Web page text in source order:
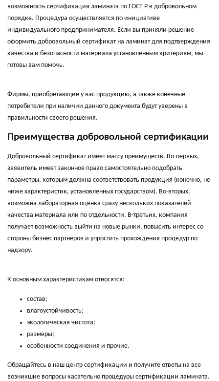
возможность сертификация ламината по ГОСТ Р в добровольном
порядке. Процедура осуществляется по инициативе
индивидуального предпринимателя. Если вы приняли решение
оформить добровольный сертификат на ламинат для подтверждения
качества и безопасности материала установленным критериям, мы
готовы вам помочь.
Фирмы, приобретающие у вас продукцию, а также конечные
потребители при наличии данного документа будут уверены в
правильности своего решения.
Преимущества добровольной сертификации
Добровольный сертификат имеет массу преимуществ. Во-первых,
заявитель имеет законное право самостоятельно подобрать
параметры, которым должна соответствовать продукция (конечно, не
ниже характеристик, установленных государством). Во-вторых,
возможна лабораторная оценка сразу нескольких показателей
качества материала или по отдельности. В-третьих, компания
получает возможность выйти на новые рынки, повысить интерес со
стороны бизнес партнеров и упростить прохождения процедур по
надзору.
К основным характеристикам относятся:
состав;
влагоустойчивость;
экологическая чистота;
размеры;
особенности соединения и прочие.
Обращайтесь в наш центр сертификации и получите ответы на все
возникшие вопросы касательно процедуры сертификации ламината.